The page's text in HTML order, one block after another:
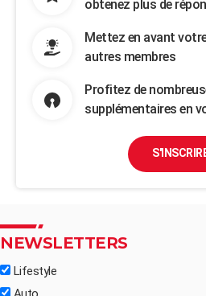
obtenez plus de
Mettez en avant
autres membres
Profitez de
supplémentaires en
NEWSLETTERS
Lifestyle